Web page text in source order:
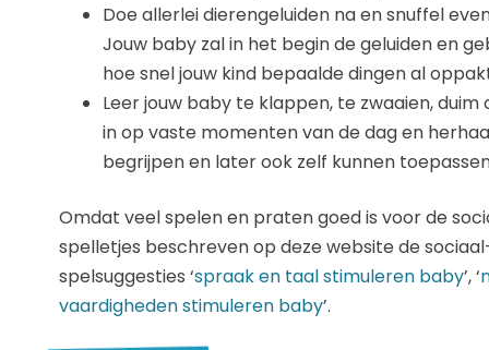
Doe allerlei dierengeluiden na en snuffel
Jouw baby zal in het begin de geluiden en
hoe snel jouw kind bepaalde dingen al
Leer jouw baby te klappen, te zwaaien,
in op vaste momenten van de dag en
begrijpen en later ook zelf kunnen
Omdat veel spelen en praten goed is voor de
spelletjes beschreven op deze website de
spelsuggesties ‘spraak en taal stimuleren baby’, ‘
vaardigheden stimuleren baby’.